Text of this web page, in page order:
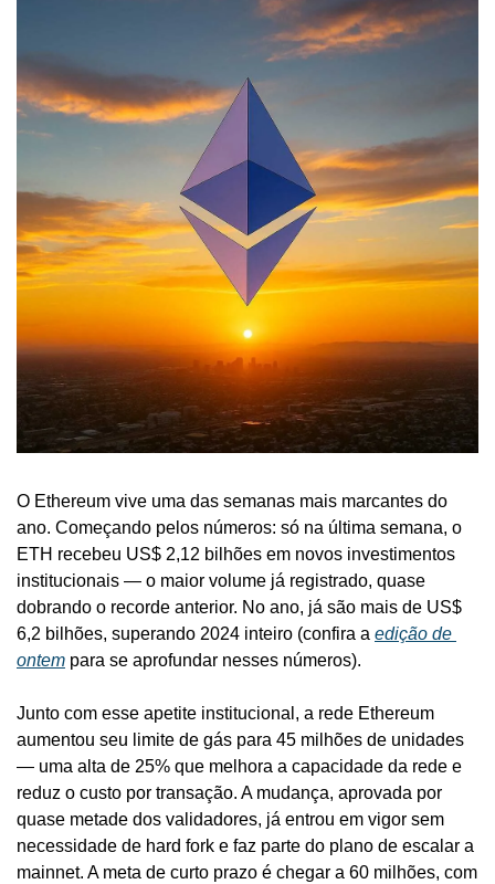
O Ethereum vive uma das semanas mais marcantes do
ano. Começando pelos números: só na última semana, o
ETH recebeu US$ 2,12 bilhões em novos investimentos
institucionais — o maior volume já registrado, quase
dobrando o recorde anterior. No ano, já são mais de US$
6,2 bilhões, superando 2024 inteiro (confira a edição de
ontem para se aprofundar nesses números).
Junto com esse apetite institucional, a rede Ethereum
aumentou seu limite de gás para 45 milhões de unidades
— uma alta de 25% que melhora a capacidade da rede e
reduz o custo por transação. A mudança, aprovada por
quase metade dos validadores, já entrou em vigor sem
necessidade de hard fork e faz parte do plano de escalar a
mainnet. A meta de curto prazo é chegar a 60 milhões, com